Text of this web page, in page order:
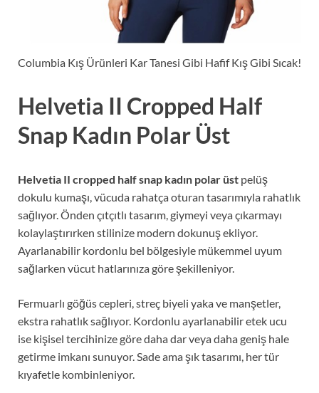
Columbia Kış Ürünleri Kar Tanesi Gibi Hafif Kış Gibi Sıcak!
Helvetia II Cropped Half
Snap Kadın Polar Üst
Helvetia II cropped half snap kadın polar üst pelüş
dokulu kumaşı, vücuda rahatça oturan tasarımıyla rahatlık
sağlıyor. Önden çıtçıtlı tasarım, giymeyi veya çıkarmayı
kolaylaştırırken stilinize modern dokunuş ekliyor.
Ayarlanabilir kordonlu bel bölgesiyle mükemmel uyum
sağlarken vücut hatlarınıza göre şekilleniyor.
Fermuarlı göğüs cepleri, streç biyeli yaka ve manşetler,
ekstra rahatlık sağlıyor. Kordonlu ayarlanabilir etek ucu
ise kişisel tercihinize göre daha dar veya daha geniş hale
getirme imkanı sunuyor. Sade ama şık tasarımı, her tür
kıyafetle kombinleniyor.